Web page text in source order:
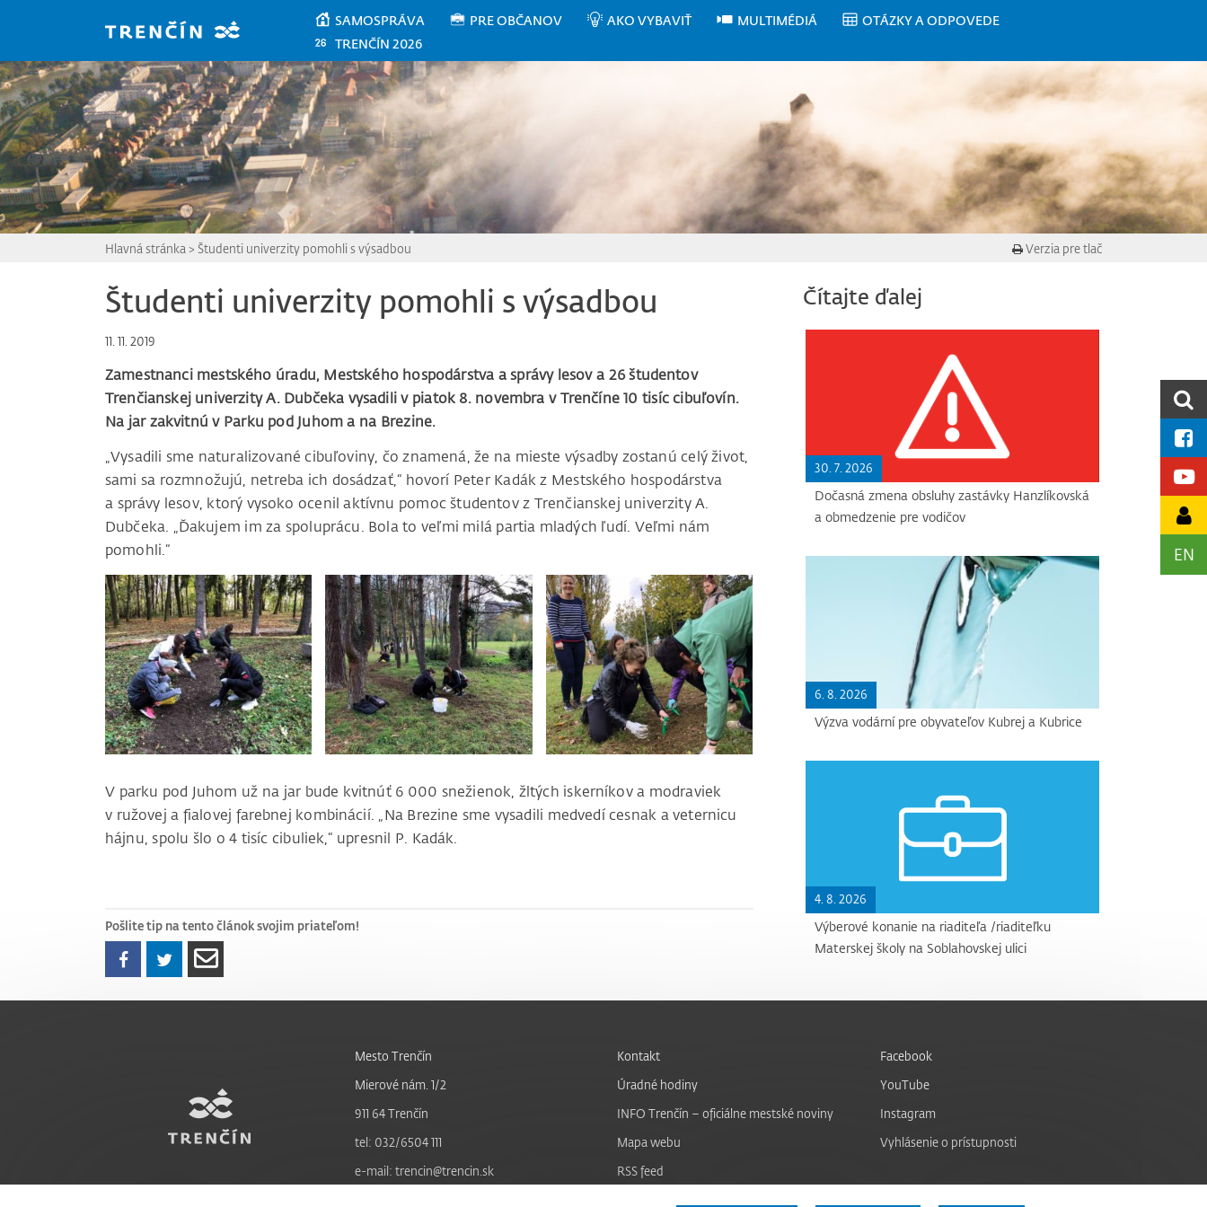
SAMOSPRÁVA PRE OBČANOV AKO VYBAVIŤ MULTIMÉDIÁ
OTÁZKY A ODPOVEDE
TRENČÍN 2026
EN
Hlavná stránka > Študenti univerzity pomohli s výsadbou Verzia pre tlač
Študenti univerzity pomohli s výsadbou
11. 11. 2019
Zamestnanci mestského úradu, Mestského hospodárstva a správy lesov a 26 študentov
Trenčianskej univerzity A. Dubčeka vysadili v piatok 8. novembra v Trenčíne 10 tisíc cibuľovín.
Na jar zakvitnú v Parku pod Juhom a na Brezine.
„Vysadili sme naturalizované cibuľoviny, čo znamená, že na mieste výsadby zostanú celý život,
sami sa rozmnožujú, netreba ich dosádzať,“ hovorí Peter Kadák z Mestského hospodárstva
a správy lesov, ktorý vysoko ocenil aktívnu pomoc študentov z Trenčianskej univerzity A.
Dubčeka. „Ďakujem im za spoluprácu. Bola to veľmi milá partia mladých ľudí. Veľmi nám
pomohli.“
V parku pod Juhom už na jar bude kvitnúť 6 000 snežienok, žltých iskerníkov a modraviek
v ružovej a fialovej farebnej kombinácií. „Na Brezine sme vysadili medvedí cesnak a veternicu
hájnu, spolu šlo o 4 tisíc cibuliek,“ upresnil P. Kadák.
Pošlite tip na tento článok svojim priateľom!
Čítajte ďalej
30. 7. 2026
Dočasná zmena obsluhy zastávky Hanzlíkovská
a obmedzenie pre vodičov
6. 8. 2026
Výzva vodární pre obyvateľov Kubrej a Kubrice
4. 8. 2026
Výberové konanie na riaditeľa /riaditeľku
Materskej školy na Soblahovskej ulici
Mesto Trenčín
Mierové nám. 1/2
911 64 Trenčín
tel: 032/6504 111
e-mail: trencin@trencin.sk
Kontakt
Úradné hodiny
INFO Trenčín – oficiálne mestské noviny
Mapa webu
RSS feed
Facebook
YouTube
Instagram
Vyhlásenie o prístupnosti